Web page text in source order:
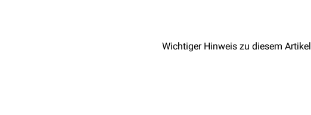
Wichtiger Hinweis zu diesem Artikel